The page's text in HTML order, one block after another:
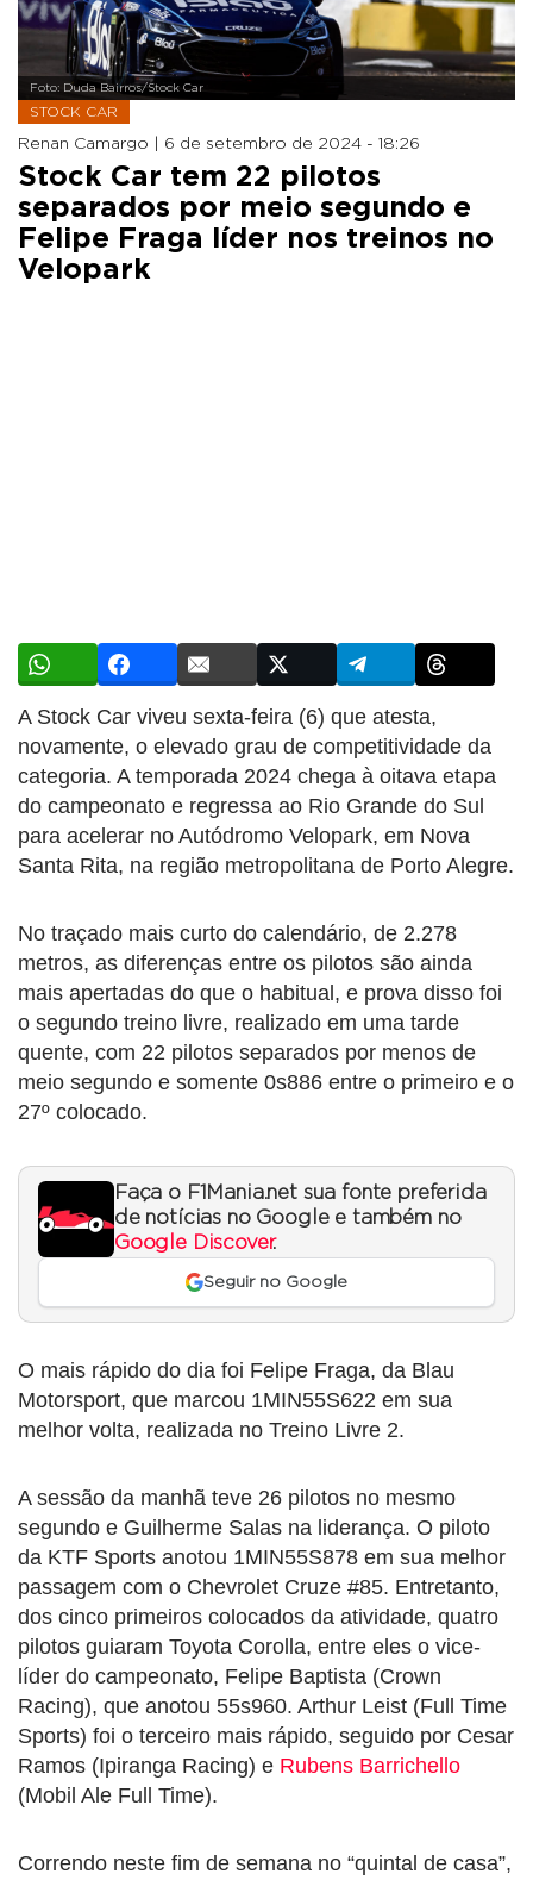
Foto: Duda Bairros/Stock Car
STOCK CAR
Renan Camargo | 6 de setembro de 2024 - 18:26
Stock Car tem 22 pilotos
separados por meio segundo e
Felipe Fraga líder nos treinos no
Velopark
A Stock Car viveu sexta-feira (6) que atesta,
novamente, o elevado grau de competitividade da
categoria. A temporada 2024 chega à oitava etapa
do campeonato e regressa ao Rio Grande do Sul
para acelerar no Autódromo Velopark, em Nova
Santa Rita, na região metropolitana de Porto Alegre.
No traçado mais curto do calendário, de 2.278
metros, as diferenças entre os pilotos são ainda
mais apertadas do que o habitual, e prova disso foi
o segundo treino livre, realizado em uma tarde
quente, com 22 pilotos separados por menos de
meio segundo e somente 0s886 entre o primeiro e o
27º colocado.
Faça o F1Mania.net sua fonte preferida
de notícias no Google e também no
Google Discover.
Seguir no Google
O mais rápido do dia foi Felipe Fraga, da Blau
Motorsport, que marcou 1MIN55S622 em sua
melhor volta, realizada no Treino Livre 2.
A sessão da manhã teve 26 pilotos no mesmo
segundo e Guilherme Salas na liderança. O piloto
da KTF Sports anotou 1MIN55S878 em sua melhor
passagem com o Chevrolet Cruze #85. Entretanto,
dos cinco primeiros colocados da atividade, quatro
pilotos guiaram Toyota Corolla, entre eles o vice-
líder do campeonato, Felipe Baptista (Crown
Racing), que anotou 55s960. Arthur Leist (Full Time
Sports) foi o terceiro mais rápido, seguido por Cesar
Ramos (Ipiranga Racing) e Rubens Barrichello
(Mobil Ale Full Time).
Correndo neste fim de semana no “quintal de casa”,